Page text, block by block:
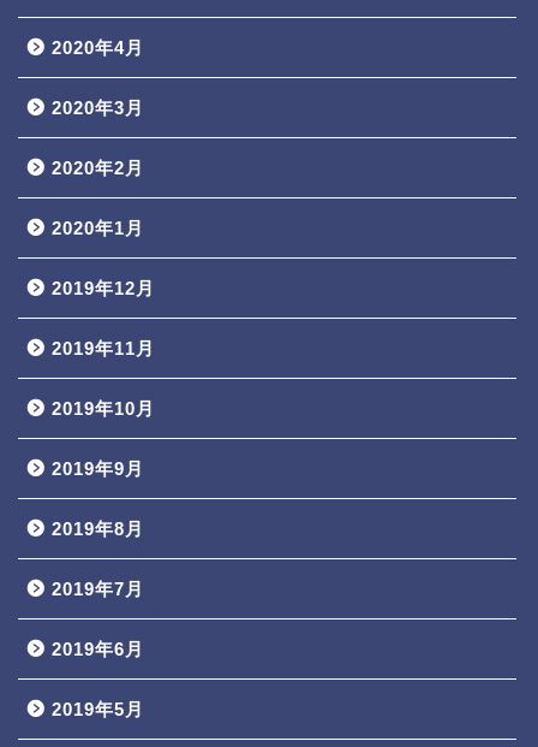
2020年4月
2020年3月
2020年2月
2020年1月
2019年12月
2019年11月
2019年10月
2019年9月
2019年8月
2019年7月
2019年6月
2019年5月